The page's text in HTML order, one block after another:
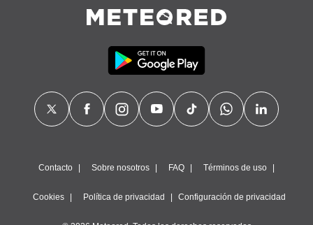
Contacto Sobre nosotros FAQ Términos de uso
Cookies Política de privacidad Configuración de privacidad